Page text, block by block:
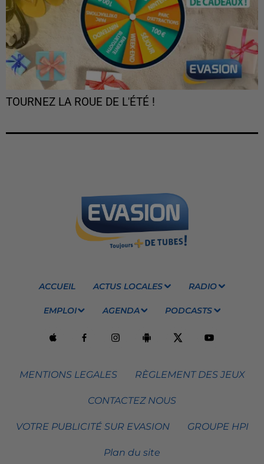
TOURNEZ LA ROUE DE L'ÉTÉ !
ACCUEIL ACTUS LOCALES RADIO
EMPLOI AGENDA PODCASTS
MENTIONS LEGALES RÈGLEMENT DES JEUX
CONTACTEZ NOUS
VOTRE PUBLICITÉ SUR EVASION GROUPE HPI
Plan du site